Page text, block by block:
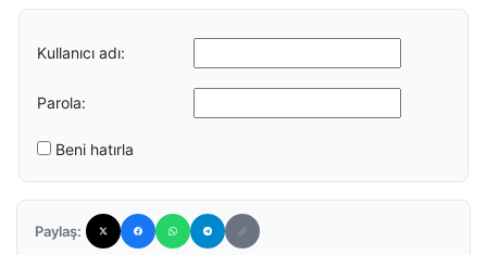
Kullanıcı adı:
Parola:
Beni hatırla
Paylaş: